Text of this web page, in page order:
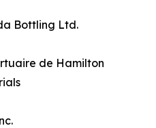
Bottling Ltd.
de Hamilton